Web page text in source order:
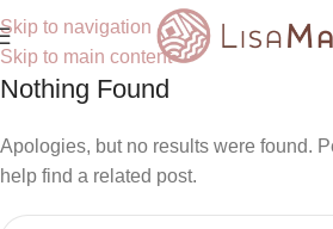
Skip to navigation
Skip to main content
Nothing Found
Apologies, but no results were found.
help find a related post.